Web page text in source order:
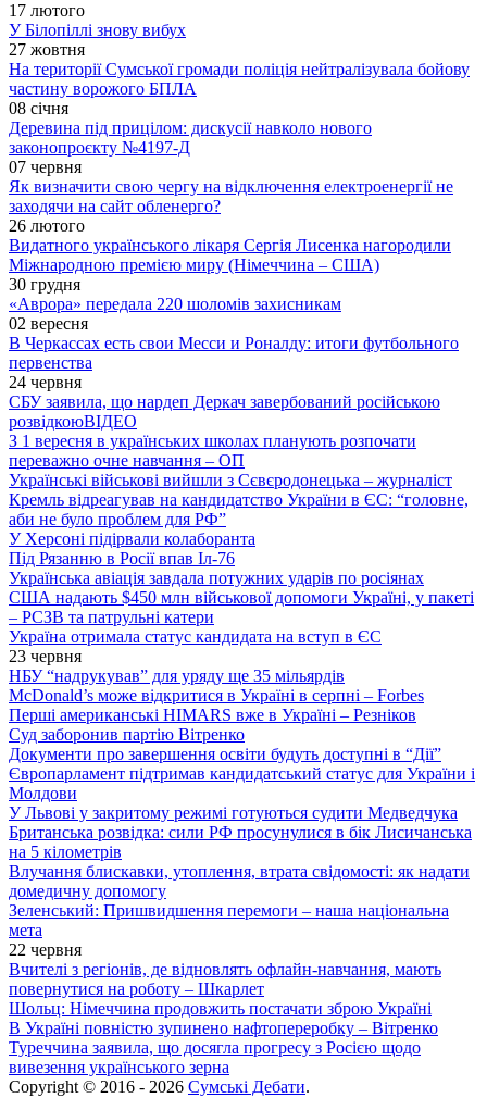
17 лютого
У Білопіллі знову вибух
27 жовтня
На території Сумської громади поліція нейтралізувала бойову
частину ворожого БПЛА
08 січня
Деревина під прицілом: дискусії навколо нового
законопроєкту №4197-Д
07 червня
Як визначити свою чергу на відключення електроенергії не
заходячи на сайт обленерго?
26 лютого
Видатного українського лікаря Сергія Лисенка нагородили
Міжнародною премією миру (Німеччина – США)
30 грудня
«Аврора» передала 220 шоломів захисникам
02 вересня
В Черкассах есть свои Месси и Роналду: итоги футбольного
первенства
24 червня
СБУ заявила, що нардеп Деркач завербований російською
розвідкоюВІДЕО
З 1 вересня в українських школах планують розпочати
переважно очне навчання – ОП
Українські військові вийшли з Сєвєродонецька – журналіст
Кремль відреагував на кандидатство України в ЄС: “головне,
аби не було проблем для РФ”
У Херсоні підірвали колаборанта
Під Рязанню в Росії впав Іл-76
Українська авіація завдала потужних ударів по росіянах
США надають $450 млн військової допомоги Україні, у пакеті
– РСЗВ та патрульні катери
Україна отримала статус кандидата на вступ в ЄС
23 червня
НБУ “надрукував” для уряду ще 35 мільярдів
McDonald’s може відкритися в Україні в серпні – Forbes
Перші американські HIMARS вже в Україні – Резніков
Суд заборонив партію Вітренко
Документи про завершення освіти будуть доступні в “Дії”
Європарламент підтримав кандидатський статус для України і
Молдови
У Львові у закритому режимі готуються судити Медведчука
Британська розвідка: сили РФ просунулися в бік Лисичанська
на 5 кілометрів
Влучання блискавки, утоплення, втрата свідомості: як надати
домедичну допомогу
Зеленський: Пришвидшення перемоги – наша національна
мета
22 червня
Вчителі з регіонів, де відновлять офлайн-навчання, мають
повернутися на роботу – Шкарлет
Шольц: Німеччина продовжить постачати зброю Україні
В Україні повністю зупинено нафтопереробку – Вітренко
Туреччина заявила, що досягла прогресу з Росією щодо
вивезення українського зерна
Copyright © 2016 - 2026 Сумські Дебати.